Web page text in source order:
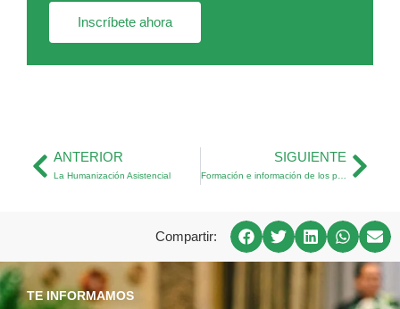
Inscríbete ahora
ANTERIOR
La Humanización Asistencial
SIGUIENTE
Formación e información de los pacientes y asociaciones
Compartir:
TE INFORMAMOS